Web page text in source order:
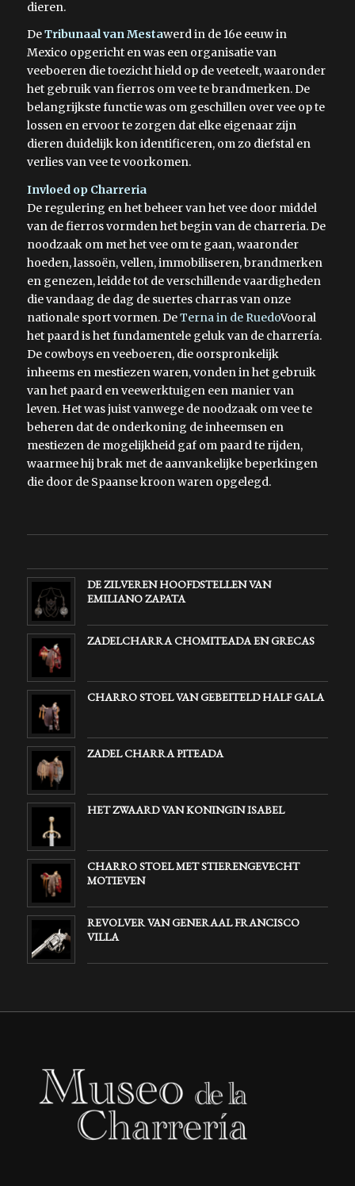
dieren.
DeTribunaal van Mestawerd in de 16e eeuw in
Mexico opgericht en was een organisatie van
veeboeren die toezicht hield op de veeteelt, waaronder
het gebruik van fierros om vee te brandmerken. De
belangrijkste functie was om geschillen over vee op te
lossen en ervoor te zorgen dat elke eigenaar zijn
dieren duidelijk kon identificeren, om zo diefstal en
verlies van vee te voorkomen.
Invloed op Charreria
De regulering en het beheer van het vee door middel
van de fierros vormden het begin van de charreria. De
noodzaak om met het vee om te gaan, waaronder
hoeden, lassoën, vellen, immobiliseren, brandmerken
en genezen, leidde tot de verschillende vaardigheden
die vandaag de dag de suertes charras van onze
nationale sport vormen. DeTerna in de RuedoVooral
het paard is het fundamentele geluk van de charrería.
De cowboys en veeboeren, die oorspronkelijk
inheems en mestiezen waren, vonden in het gebruik
van het paard en veewerktuigen een manier van
leven. Het was juist vanwege de noodzaak om vee te
beheren dat de onderkoning de inheemsen en
mestiezen de mogelijkheid gaf om paard te rijden,
waarmee hij brak met de aanvankelijke beperkingen
die door de Spaanse kroon waren opgelegd.
DE ZILVEREN HOOFDSTELLEN VAN
EMILIANO ZAPATA
ZADELCHARRA CHOMITEADA EN GRECAS
CHARRO STOEL VAN GEBEITELD HALF GALA
ZADEL CHARRA PITEADA
HET ZWAARD VAN KONINGIN ISABEL
CHARRO STOEL MET STIERENGEVECHT
MOTIEVEN
REVOLVER VAN GENERAAL FRANCISCO
VILLA